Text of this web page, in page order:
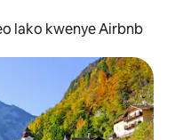
lako kwenye Airbnb